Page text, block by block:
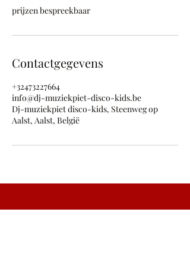
prijzen bespreekbaar
Contactgegevens
+32473227664
info@dj-muziekpiet-disco-kids.be
Dj-muziekpiet disco-kids, Steenweg op
Aalst, Aalst, België